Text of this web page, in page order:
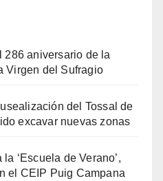
286 aniversario de la
Virgen del Sufragio
del Tossal de
excavar nuevas zonas
‘Escuela de Verano’,
el CEIP Puig Campana